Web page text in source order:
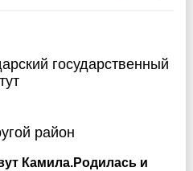
государственный
район
Камила.Родилась и